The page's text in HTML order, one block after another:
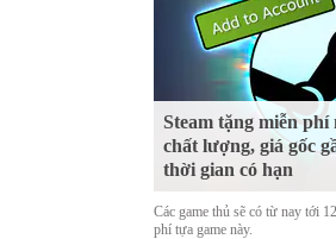
Steam tặng miễn phí
chất lượng, giá gốc
thời gian có hạn
Các game thủ sẽ có từ nay tới
phí tựa game này.